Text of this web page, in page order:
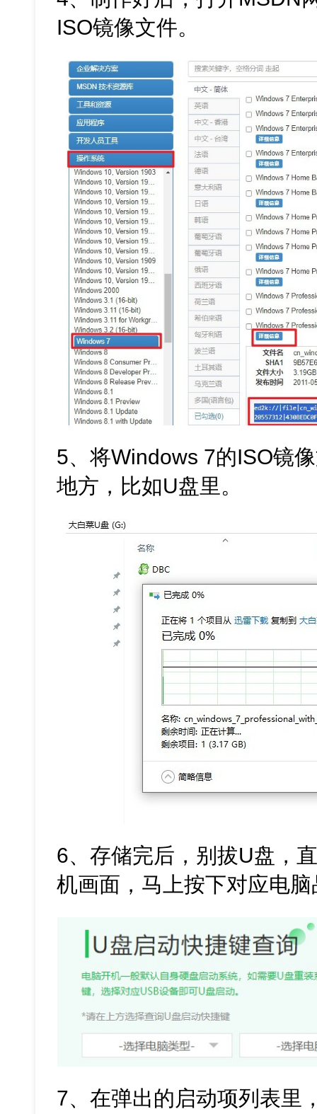
ISO镜像文件。
5、将Windows 7的ISO镜
地方，比如U盘里。
6、存储完后，别拔U盘，
机画面，马上按下对应电脑
7、在弹出的启动项列表里